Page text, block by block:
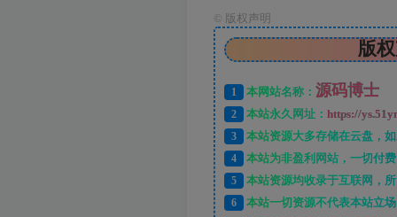
版权声明
版
1 本网站名称： 源码博士
2 本站永久网址： https://
3
本站资源大多存储在云盘，
4
本站为非盈利网站，一切付
5
本站资源均收录于互联网，
6
本站一切资源不代表本站立